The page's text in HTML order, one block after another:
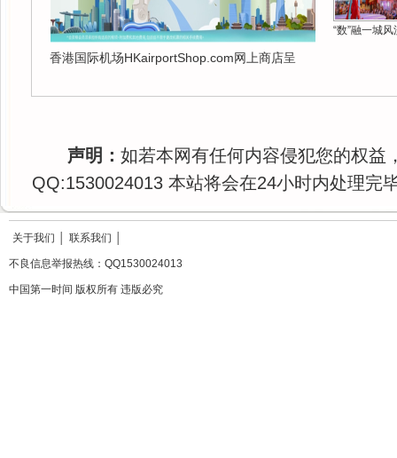
香港国际机场HKairportShop.com网上商店呈
“数”融一城风
声明： 如若本网有任何内容侵犯您的权益
QQ:1530024013 本站将会在24小时内处理完
关于我们 联系我们
不良信息举报热线：QQ1530024013
中国第一时间 版权所有 违版必究